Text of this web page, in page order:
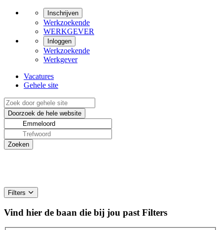
Inschrijven
Werkzoekende
WERKGEVER
Inloggen
Werkzoekende
Werkgever
Vacatures
Gehele site
Filters
Vind hier de baan die bij jou past Filters